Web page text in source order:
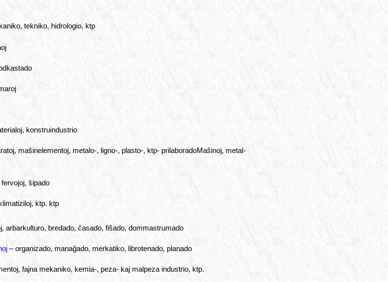
tekniko, hidrologio, ktp
konstruindustrio
maŝinelementoj, metalo-, ligno-, plasto-, ktp- prilaboradoMaŝinoj, metal-
ŝipado
ktp. ktp
arbarkulturo, bredado, ĉasado, fiŝado, dommastrumado
– organizado, manaĝado, merkatiko, librotenado, planado
fajna mekaniko, kemia-, peza- kaj malpeza industrio, ktp.